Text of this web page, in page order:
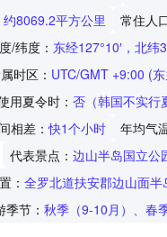
约8069.2平方公里 常住人
/纬度： 东经127°10′，北纬
时区： UTC/GMT +9:00 (
用夏令时： 否（韩国不实行
相差：快1个小时 年均气
代表景点： 边山半岛国立公
： 全罗北道扶安郡边山面
节： 秋季（9-10月）、春